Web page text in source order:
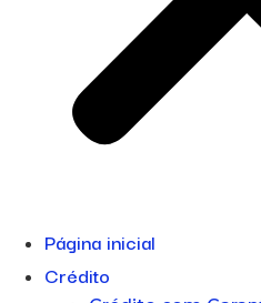
Página inicial
Crédito